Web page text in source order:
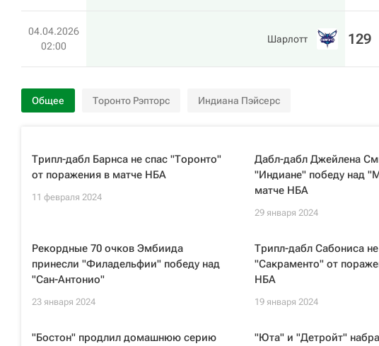
04.04.2026
02:00
Шарлотт 129
Общее Торонто Рэпторс Индиана Пэйсерс
Трипл-дабл Барнса не спас "Торонто"
от поражения в матче НБА
11 февраля 2024
Дабл-дабл Джейлена
"Индиане" победу над
матче НБА
29 января 2024
Рекордные 70 очков Эмбиида
принесли "Филадельфии" победу над
"Сан-Антонио"
23 января 2024
Трипл-дабл Сабониса
"Сакраменто" от
НБА
19 января 2024
"Бостон" продлил домашнюю серию
"Юта" и "Детройт"